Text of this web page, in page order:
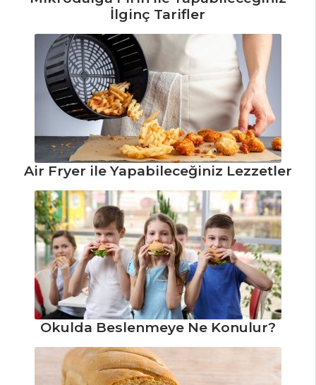
Tarifi, Nasıl Yapılır?
Biberli Pırasa
Kavurma Tarifi,
Nasıl Yapılır?
Sebze Yemekleri
Tüm Tarifleri
PILAV VE
Körili Biberli
Pilav Tarifi, Nasıl
Yapılır?
Karidye Pilavı
Tarifi, Nasıl Yapılır?
Kayısılı ve Erikli
Pilav Tarifi, Nasıl
Yapılır?
Pilav ve Makarna
İlginç Tarifler
Air Fryer ile Yapabileceğiniz Lezzetler
Okulda Beslenmeye Ne Konulur?